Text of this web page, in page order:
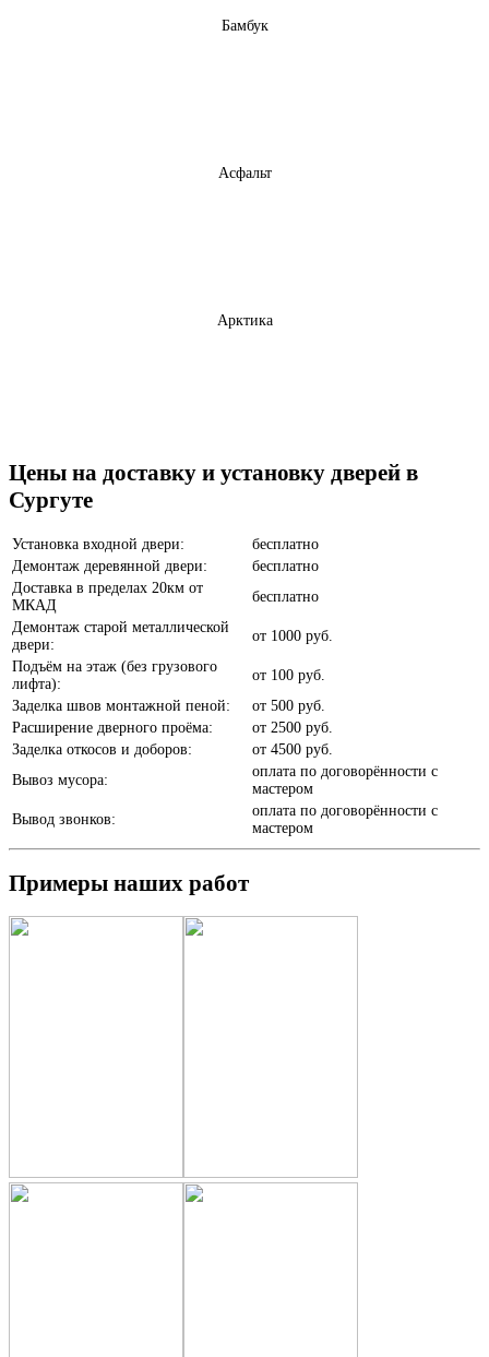
Арктика
Асфальт
Бамбук
Белое дерево
Бетон темный
Цены на доставку и установку дверей в
Сургуте
Установка входной двери:
бесплатно
Демонтаж деревянной двери:
бесплатно
Доставка в пределах 20км от
МКАД
бесплатно
Демонтаж старой металлической
двери:
от 1000 руб.
Подъём на этаж (без грузового
лифта):
от 100 руб.
Заделка швов монтажной пеной:
от 500 руб.
Расширение дверного проёма:
от 2500 руб.
Заделка откосов и доборов:
от 4500 руб.
Вывоз мусора:
оплата по договорённости с
мастером
Вывод звонков:
оплата по договорённости с
мастером
Примеры наших работ